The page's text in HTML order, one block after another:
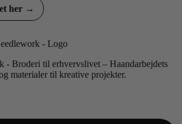
her →
- Broderi til erhvervslivet – Haandarbejdets
materialer til kreative projekter.